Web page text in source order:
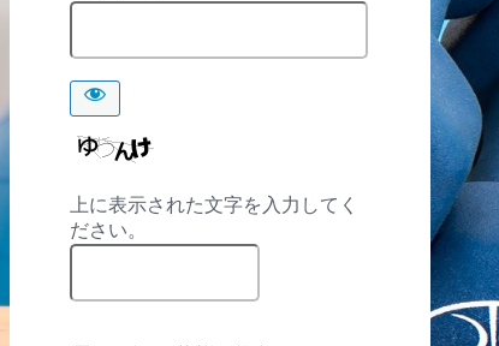
上に表示された文字を入力してく
ださい。